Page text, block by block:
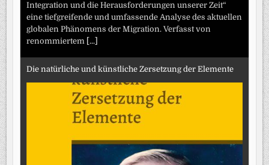
Integration und die Herausforderungen unserer Zeit“
eine tiefgreifende und umfassende Analyse des aktuellen
globalen Phänomens der Migration. Verfasst von
renommiertem [...]
Die natürliche und künstliche Zersetzung der Elemente